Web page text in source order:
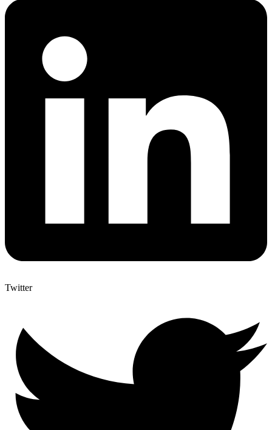
Twitter